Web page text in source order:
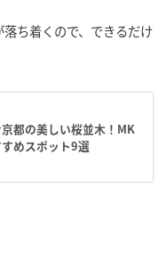
ち着くので、できるだけ
都の美しい桜並木！MK
めスポット9選